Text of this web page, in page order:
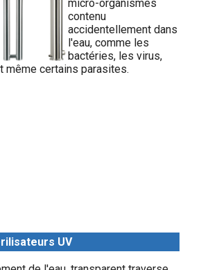
micro-organismes
contenu
accidentellement dans
l'eau, comme les
bactéries, les virus,
certains parasites.
UV